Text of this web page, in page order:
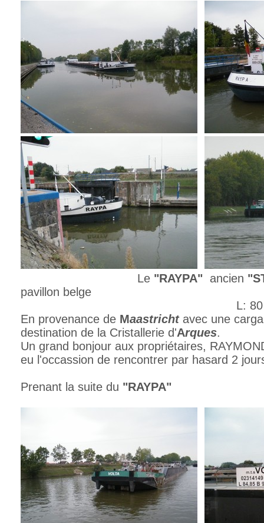
Le "RAYPA" ancien
pavillon belge
L: 80 b: 8.24
En provenance de Maastrichtavec une
destination de la Cristallerie d'Arques.
Un grand bonjour aux propriétaires,
eu l'occassion de rencontrer par hasard 2
Prenant la suite du "RAYPA"